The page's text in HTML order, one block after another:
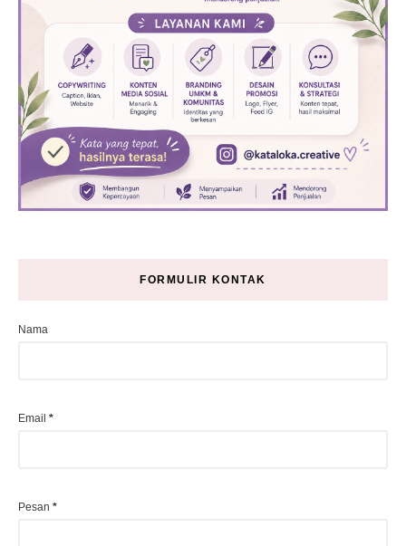
FORMULIR KONTAK
Nama
Email *
Pesan *